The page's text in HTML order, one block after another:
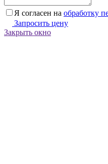
Я согласен на обработку
Запросить цену
Закрыть окно